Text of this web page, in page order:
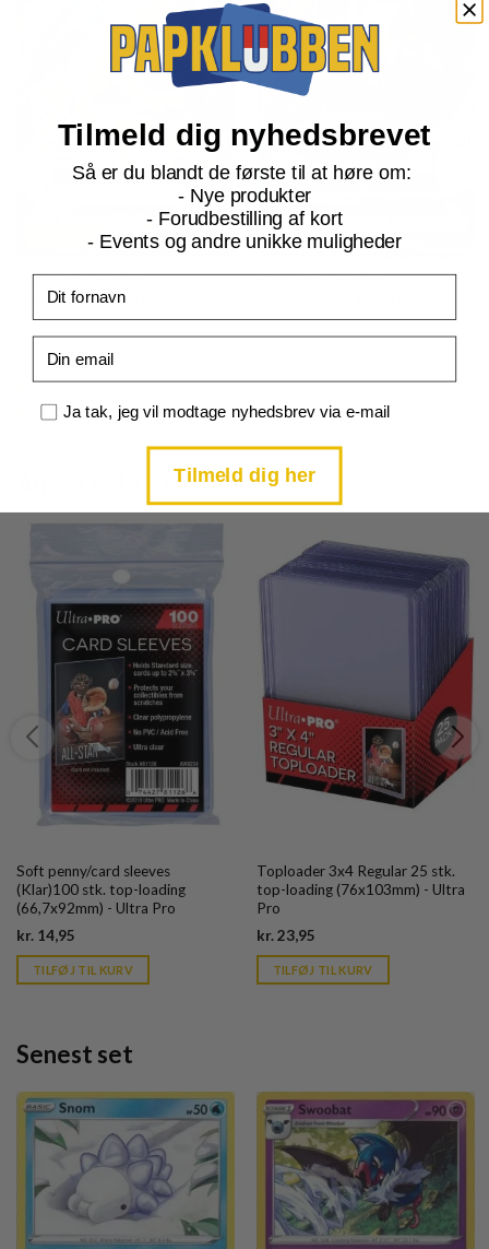
S&M Lost Thunder
Virizion GX - 34/214
60,00 Current
price
kr. 39,95.
TILFØJ TIL KURV
S&M Lost Thunder
price
kr. 39,95.
Andre købte også
Soft penny/card sleeves
(Klar)100 stk. top-loading
(66,7x92mm) - Ultra Pro
kr. 14,95
is:
kr. 39,95.
TILFØJ TIL KURV
Toploader 3x4 Regular 25 stk.
top-loading (76x103mm) - Ultra
Pro
kr.23,95Current
is:
kr. 39,95.
TILFØJ TIL KURV
Senest set
Tilmeld dig nyhedsbrevet
Så er du blandt de første til at høre om:
- Nye produkter
- Forudbestilling af kort
- Events og andre unikke muligheder
Samtykke
Ja tak, jeg vil modtage nyhedsbrev via e-mail
Tilmeld dig her